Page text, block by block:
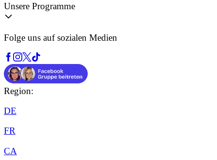
Unsere Programme
Folge uns auf sozialen Medien
Region:
DE
FR
CA